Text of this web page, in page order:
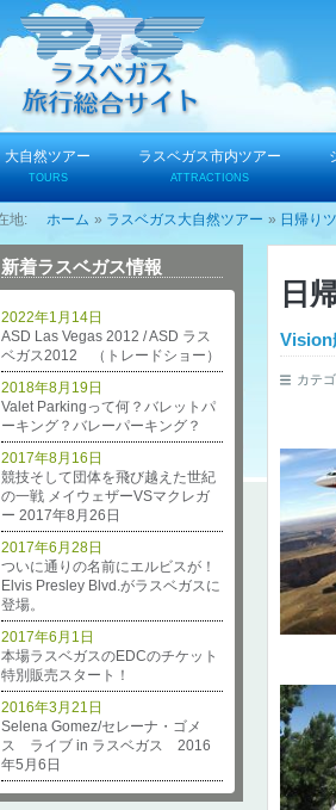
大自然ツアー
TOURS
ラスベガス市内ツアー
ATTRACTIONS
ホーム ラスベガス大自然ツアー 日帰り
新着ラスベガス情報
ASD Las Vegas 2012 / ASD ラス
ベガス2012 （トレードショー）
2022年1月14日
Valet Parkingって何？バレットパ
ーキング？バレーパーキング？
2018年8月19日
競技そして団体を飛び越えた世紀
の一戦 メイウェザーVSマクレガ
ー 2017年8月26日
2017年8月16日
ついに通りの名前にエルビスが！
Elvis Presley Blvd.がラスベガスに
登場。
2017年6月28日
本場ラスベガスのEDCのチケット
特別販売スタート！
2017年6月1日
Selena Gomez/セレーナ・ゴメ
ス ライブ in ラスベガス 2016
年5月6日
2016年3月21日
日
Vision
カテ